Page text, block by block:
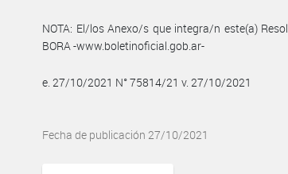
NOTA: El/los Anexo/s que integra/n este(a)
BORA -www.boletinoficial.gob.ar-
e. 27/10/2021 N° 75814/21 v. 27/10/2021
Fecha de publicación 27/10/2021